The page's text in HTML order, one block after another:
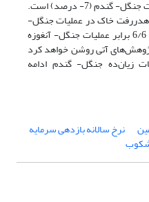
درصد) با فاصلۀ زیاد بیش از عملیات جنگل- گندم (7- درصد) است.
هدررفت خاک در عملیات جنگل-
گندم (6/18 تن در هکتار در سال) 6/6 برابر عملیات جنگل- آنغوزه
آتی روشن خواهد کرد
زیان‌ده جنگل- گندم ادامه
نرخ سالانه بازدهی سرمایه